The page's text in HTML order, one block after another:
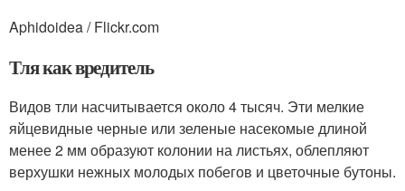
Aphidoidea / Flickr.com
Тля как вредитель
Видов тли насчитывается около 4 тысяч. Эти мелкие
яйцевидные черные или зеленые насекомые длиной
менее 2 мм образуют колонии на листьях, облепляют
верхушки нежных молодых побегов и цветочные бутоны.